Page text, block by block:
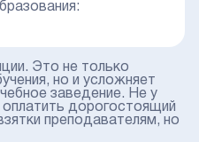
Это не только
но и усложняет
заведение. Не у
дорогостоящий
преподавателям, но